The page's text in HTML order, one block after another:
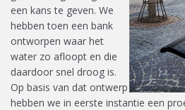
een kans te geven. We
hebben toen een bank
ontworpen waar het
water zo afloopt en die
daardoor snel droog is.
Op basis van dat ontwerp
hebben we in eerste instantie een